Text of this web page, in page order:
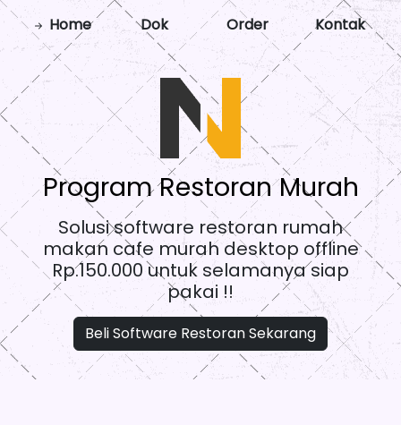
Home Dok Order Kontak
Program Restoran Murah
Solusi software restoran rumah
makan cafe murah desktop offline
Rp.150.000 untuk selamanya siap
pakai !!
Beli Software Restoran Sekarang